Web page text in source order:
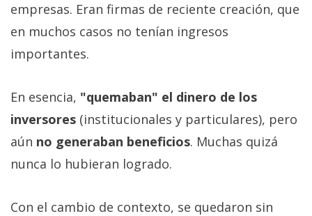
empresas. Eran firmas de reciente creación, que
en muchos casos no tenían ingresos
importantes.
En esencia, "quemaban" el dinero de los
inversores (institucionales y particulares), pero
aún no generaban beneficios. Muchas quizá
nunca lo hubieran logrado.
Con el cambio de contexto, se quedaron sin